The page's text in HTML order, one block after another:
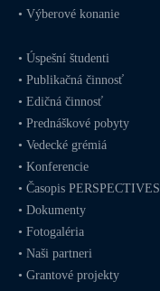
•Výberové konanie
•Úspešní študenti
•Publikačná činnosť
•Edičná činnosť
•Prednáškové pobyty
•Vedecké grémiá
•Konferencie
• Časopis PERSPECTIVES
•Dokumenty
•Fotogaléria
•Naši partneri
•Grantové projekty